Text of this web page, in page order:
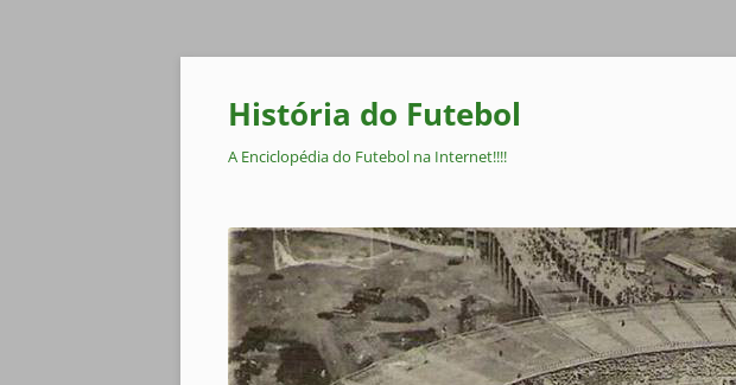
Pular
conteúdo
História do Futebol
A Enciclopédia do Futebol na Internet!!!!